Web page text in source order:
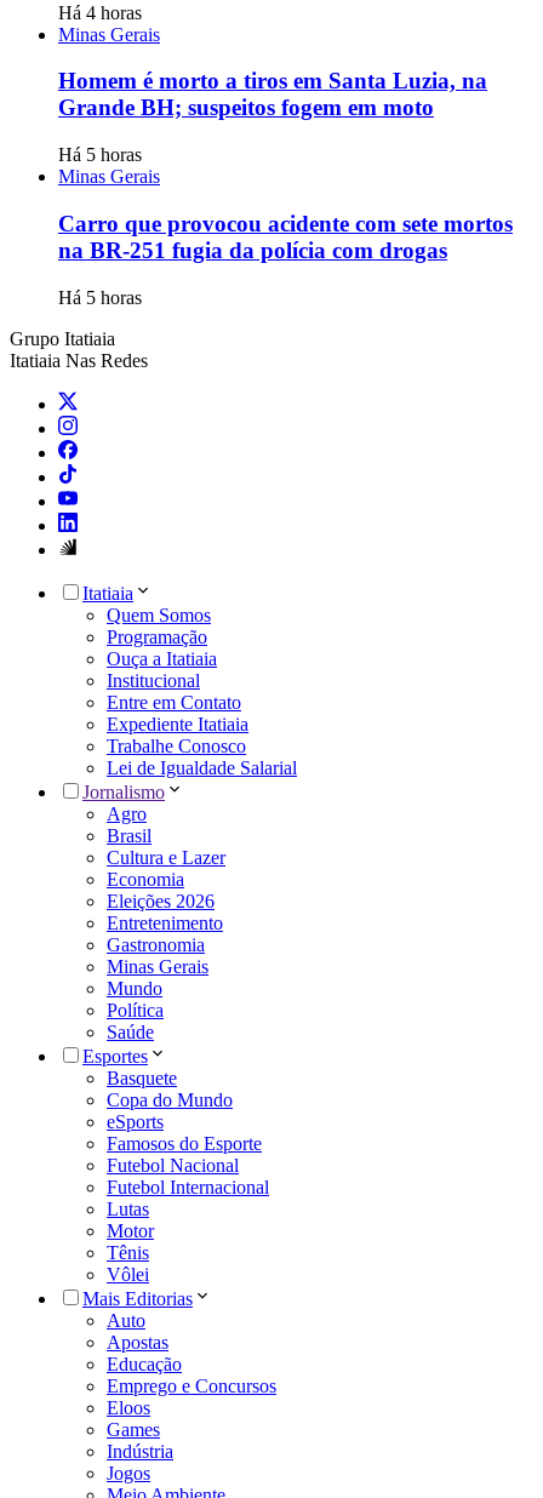
Há 4 horas
Minas Gerais
Homem é morto a tiros em Santa Luzia, na
Grande BH; suspeitos fogem em moto
Há 5 horas
Minas Gerais
Carro que provocou acidente com sete mortos
na BR-251 fugia da polícia com drogas
Há 5 horas
Grupo Itatiaia
Itatiaia Nas Redes
Itatiaia
Quem Somos
Programação
Ouça a Itatiaia
Institucional
Entre em Contato
Expediente Itatiaia
Trabalhe Conosco
Lei de Igualdade Salarial
Jornalismo
Agro
Brasil
Cultura e Lazer
Economia
Eleições 2026
Entretenimento
Gastronomia
Minas Gerais
Mundo
Política
Saúde
Esportes
Basquete
Copa do Mundo
eSports
Famosos do Esporte
Futebol Nacional
Futebol Internacional
Lutas
Motor
Tênis
Vôlei
Mais Editorias
Auto
Apostas
Educação
Emprego e Concursos
Eloos
Games
Indústria
Jogos